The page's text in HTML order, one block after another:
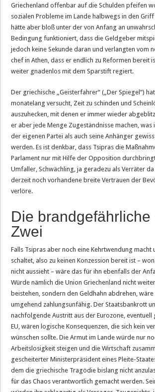
Griechenland offenbar auf die Schulden pfeifen
sozialen Probleme im Lande halbwegs in den
hätte aber bloß unter der von Anfang an
Bedingung funktioniert, dass die Geldgeber
jedoch keine Sekunde daran und verlangten vom
chef in Athen, dass er endlich zu Reformen bereit
weiter gnadenlos mit dem Sparstift regiert.
Der griechische „Geisterfahrer“ („Der Spiegel“)
monatelang versucht, Zeit zu schinden und
auszuhecken, mit denen er immer wieder
er aber jede Menge Zugeständnisse machen, was
der eigenen Partei als auch seine Anhänger
werden. Es ist denkbar, dass Tsipras die
Parlament nur mit Hilfe der Opposition
Umfaller, Schwächling, ja geradezu als Verräter
derzeit noch vorhandene breite Vertrauen der
verlöre.
Die brandgefährliche
Zwei
Falls Tsipras aber noch eine Kehrtwendung macht
schaltet, also zu keinen Konzession bereit ist –
nicht aussieht – wäre das für ihn ebenfalls der
Würde nämlich die Union Griechenland nicht
beistehen, sondern den Geldhahn abdrehen, wäre
umgehend zahlungsunfähig. Der Staatsbankrott
nachfolgende Austritt aus der Eurozone, eventuell
EU, wären logische Konsequenzen, die sich kein
wünschen sollte. Die Armut im Lande würde nur
Arbeitslosigkeit steigen und die Wirtschaft
gescheiterter Ministerpräsident eines Pleite-
dem die griechische Tragödie bislang nicht
für das Chaos verantwortlich gemacht werden.